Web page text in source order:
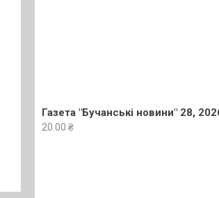
Газета "Бучанські новини" 28,
20.00 ₴